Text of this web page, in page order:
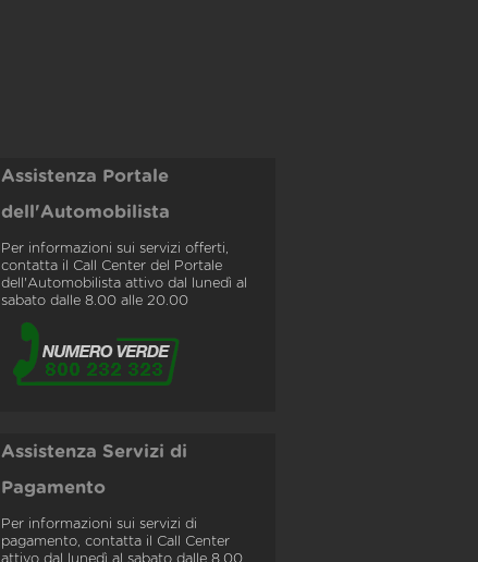
Assistenza Portale
dell'Automobilista
Per informazioni sui servizi offerti,
contatta il Call Center del Portale
dell'Automobilista attivo dal lunedì al
sabato dalle 8.00 alle 20.00
Assistenza Servizi di
Pagamento
Per informazioni sui servizi di
pagamento, contatta il Call Center